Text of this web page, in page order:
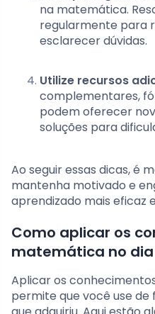
na matemática.
regularmente para
esclarecer dúvidas.
Utilize recursos
complementares,
podem oferecer
soluções para
Ao seguir essas dicas, é
mantenha motivado e
aprendizado mais eficaz
Como aplicar os
matemática no
Aplicar os
permite que você use de